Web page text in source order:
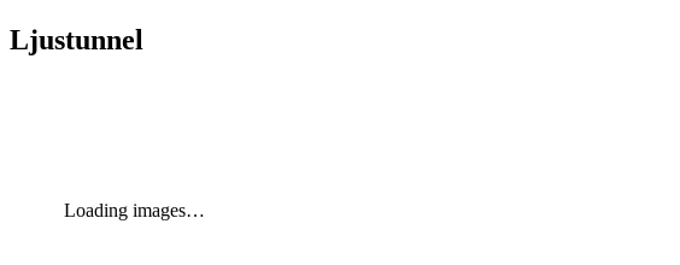
Ljustunnel
Loading images…